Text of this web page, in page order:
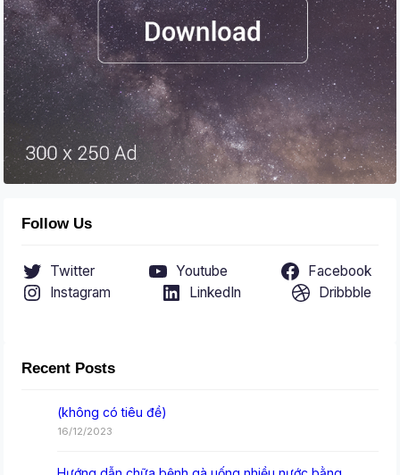
Follow Us
Twitter Youtube
Facebook
Instagram
LinkedIn Dribbble
Recent Posts
(không có tiêu đề)
16/12/2023